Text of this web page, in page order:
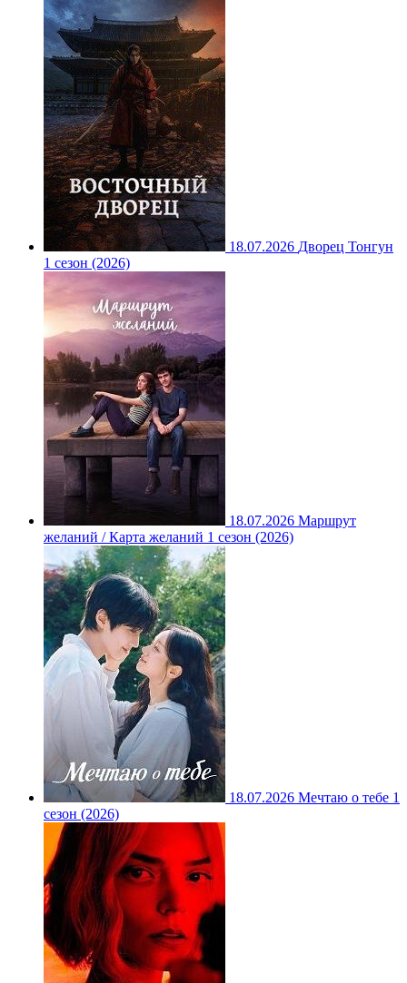
18.07.2026 Дворец Тонгун
1 сезон (2026)
18.07.2026 Маршрут
желаний / Карта желаний 1 сезон (2026)
18.07.2026 Мечтаю о тебе 1
сезон (2026)